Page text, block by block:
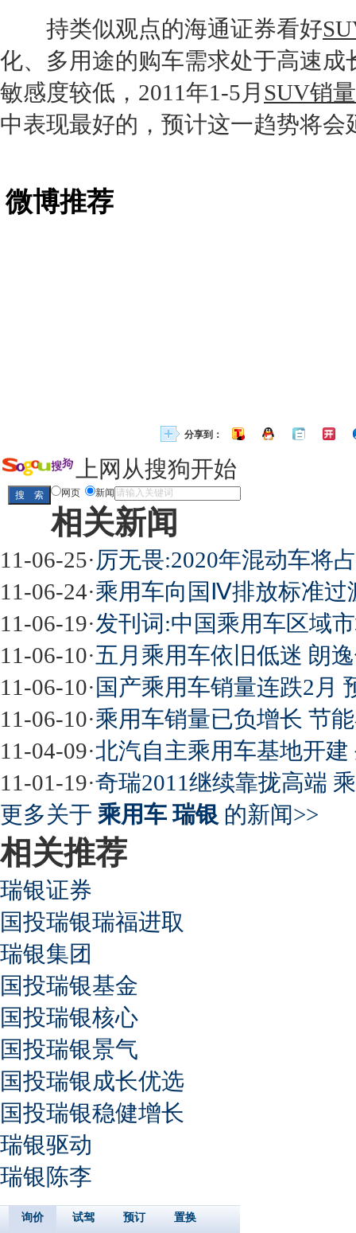
持类似观点的海通证券看好
化、多用途的购车需求处于高速
敏感度较低，2011年1-5月 SUV销量
中表现最好的，预计这一趋势将会
微博推荐
分享到：
上网从搜狗开始
网页 新闻
相关新闻
11-06-25·厉无畏:2020年混动车将
11-06-24·乘用车向国Ⅳ排放标准过
11-06-19·发刊词:中国乘用车区域
11-06-10·五月乘用车依旧低迷 朗
11-06-10· 国产乘用车销量连跌2月
11-06-10·乘用车销量已负增长 节
11-04-09·北汽自主乘用车基地开
11-01-19·奇瑞2011继续靠拢高端
更多关于 乘用车 瑞银 的新闻>>
相关推荐
瑞银证券
国投瑞银瑞福进取
瑞银集团
国投瑞银基金
国投瑞银核心
国投瑞银景气
国投瑞银成长优选
国投瑞银稳健增长
瑞银驱动
瑞银陈李
询价 试驾 预订 置换